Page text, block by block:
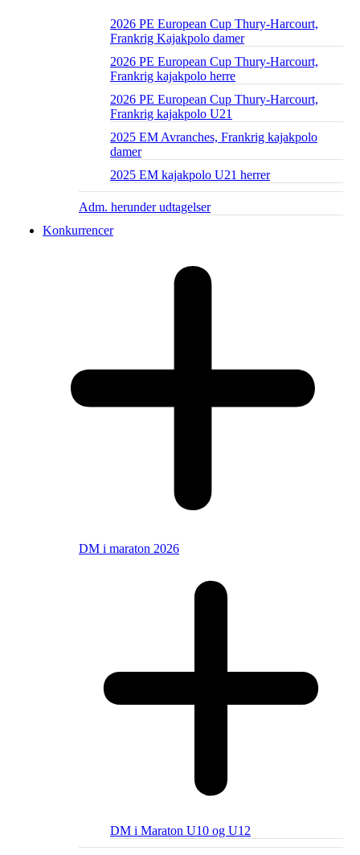
2026 PE European Cup Thury-Harcourt,
Frankrig Kajakpolo damer
2026 PE European Cup Thury-Harcourt,
Frankrig kajakpolo herre
2026 PE European Cup Thury-Harcourt,
Frankrig kajakpolo U21
2025 EM Avranches, Frankrig kajakpolo
damer
2025 EM kajakpolo U21 herrer
Adm. herunder udtagelser
Konkurrencer
DM i maraton 2026
DM i Maraton U10 og U12